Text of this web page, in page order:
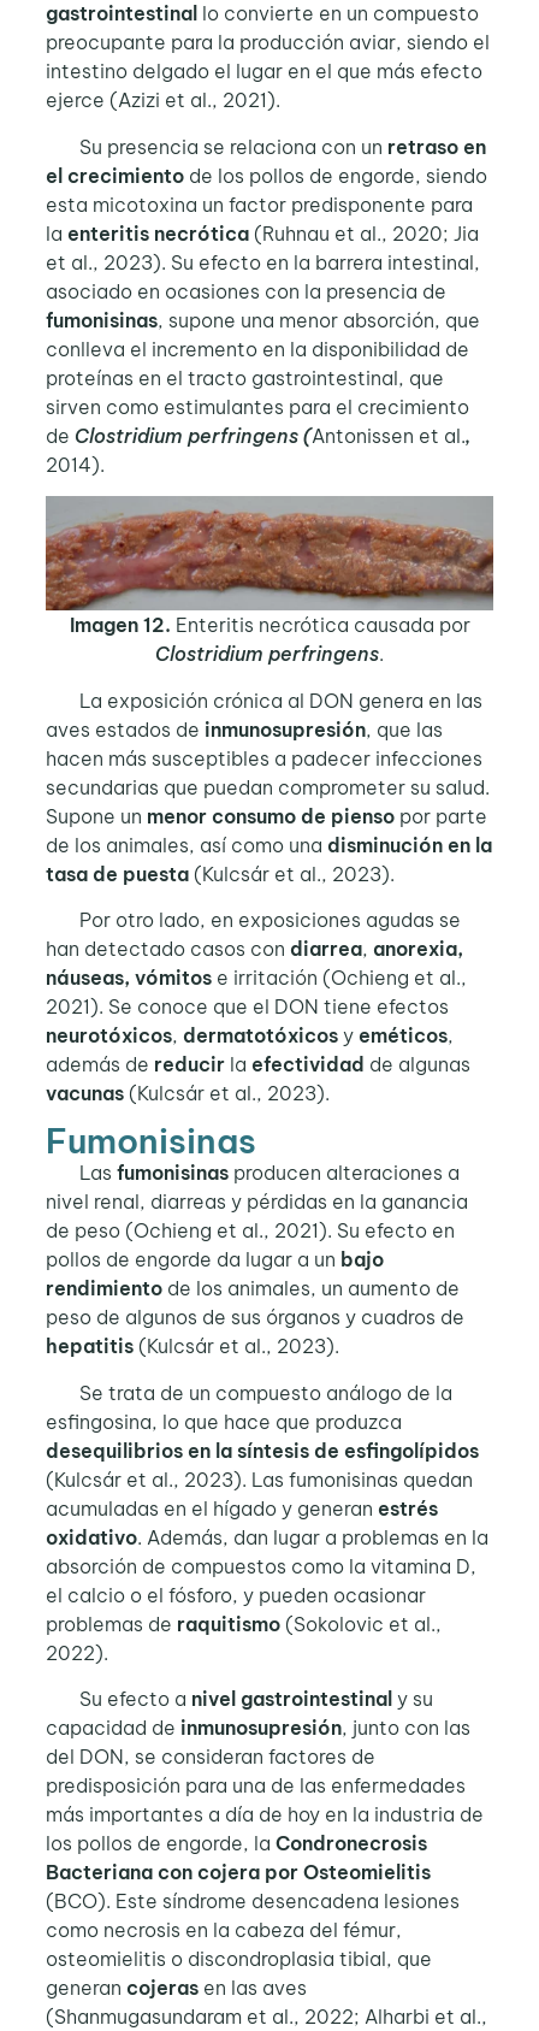
gastrointestinal lo convierte en un compuesto
preocupante para la producción aviar, siendo el
intestino delgado el lugar en el que más efecto
ejerce (Azizi et al., 2021).
Su presencia se relaciona con un retraso en
el crecimientode los pollos de engorde, siendo
esta micotoxina un factor predisponente para
la enteritis necrótica(Ruhnau et al., 2020; Jia
et al., 2023). Su efecto en la barrera intestinal,
asociado en ocasiones con la presencia de
fumonisinas, supone una menor absorción, que
conlleva el incremento en la disponibilidad de
proteínas en el tracto gastrointestinal, que
sirven como estimulantes para el crecimiento
de Clostridium perfringens (Antonissen et al.,
2014).
Imagen 12. Enteritis necrótica causada por
Clostridium perfringens.
La exposición crónica al DON genera en las
aves estados de inmunosupresión, que las
hacen más susceptibles a padecer infecciones
secundarias que puedan comprometer su salud.
Supone un menor consumo de piensopor parte
de los animales, así como una disminución en la
tasa de puesta(Kulcsár et al., 2023).
Por otro lado, en exposiciones agudas se
han detectado casos con diarrea, anorexia,
náuseas, vómitos e irritación (Ochieng et al.,
2021). Se conoce que el DON tiene efectos
neurotóxicos, dermatotóxicosy eméticos,
además de reducirla efectividad de algunas
vacunas (Kulcsár et al., 2023).
Fumonisinas
Las fumonisinasproducen alteraciones a
nivel renal, diarreas y pérdidas en la ganancia
de peso (Ochieng et al., 2021). Su efecto en
pollos de engorde da lugar a un bajo
rendimiento de los animales, un aumento de
peso de algunos de sus órganos y cuadros de
hepatitis(Kulcsár et al., 2023).
Se trata de un compuesto análogo de la
esfingosina, lo que hace que produzca
desequilibrios en la síntesis de esfingolípidos
(Kulcsár et al., 2023). Las fumonisinas quedan
acumuladas en el hígado y generan estrés
oxidativo. Además, dan lugar a problemas en la
absorción de compuestos como la vitamina D,
el calcio o el fósforo, y pueden ocasionar
problemas de raquitismo(Sokolovic et al.,
2022).
Su efecto a nivel gastrointestinal y su
capacidad de inmunosupresión, junto con las
del DON, se consideran factores de
predisposición para una de las enfermedades
más importantes a día de hoy en la industria de
los pollos de engorde, la Condronecrosis
Bacteriana con cojera por Osteomielitis
(BCO). Este síndrome desencadena lesiones
como necrosis en la cabeza del fémur,
osteomielitis o discondroplasia tibial, que
generan cojerasen las aves
(Shanmugasundaram et al., 2022; Alharbi et al.,